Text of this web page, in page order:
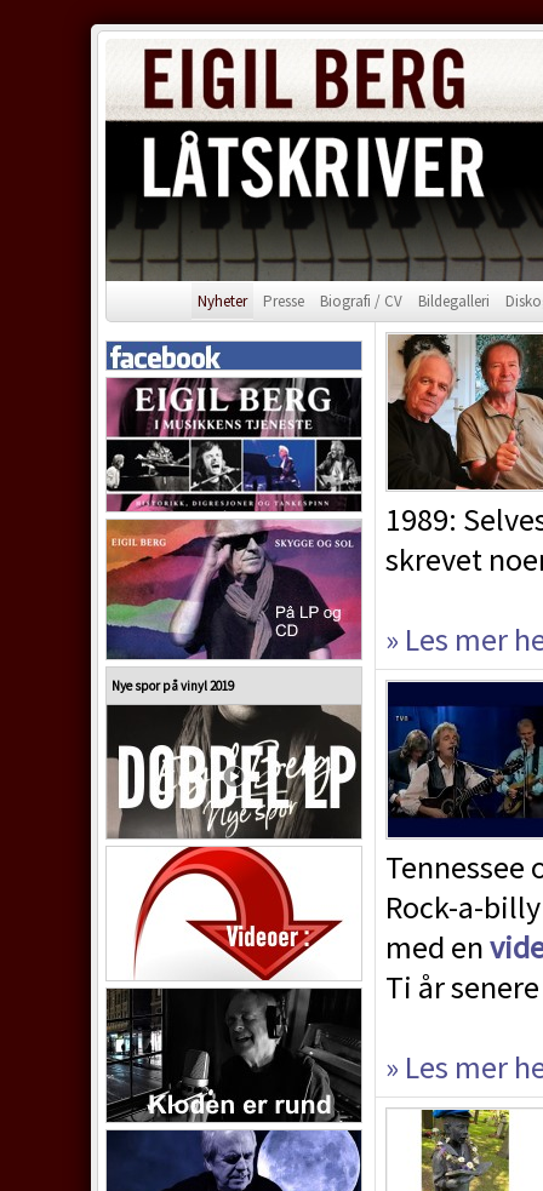
Nyheter Presse Biografi / CV Bildegalleri
Nye spor på vinyl 2019
1989:
skrevet
» Les mer
Rock-a-
med en
Ti år
» Les mer